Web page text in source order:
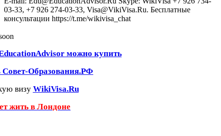
03-33, +7 926 274-03-33, Visa@VikiVisa.Ru. Бесплатные
консультации https://t.me/wikivisa_chat
можно купить
Совет-Образования.РФ
визу WikiVisa.Ru
жить в Лондоне